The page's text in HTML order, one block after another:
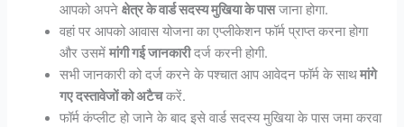
आपको अपनेक्षेत्र के वार्ड सदस्य मुखिया के पासजाना होगा.
वहां पर आपको आवास योजना का एप्लीकेशन फॉर्म प्राप्त करना होगा
और उसमेंमांगी गई जानकारीदर्ज करनी होगी.
सभी जानकारी को दर्ज करने के पश्चात आप आवेदन फॉर्म के साथमांगे
गए दस्तावेजों को अटैचकरें.
फॉर्म कंप्लीट हो जाने के बाद इसे वार्ड सदस्य मुखिया के पास जमा करवा